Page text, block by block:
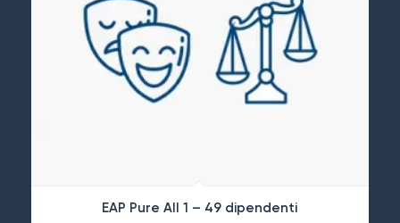
EAP Pure All 1 – 49 dipendenti